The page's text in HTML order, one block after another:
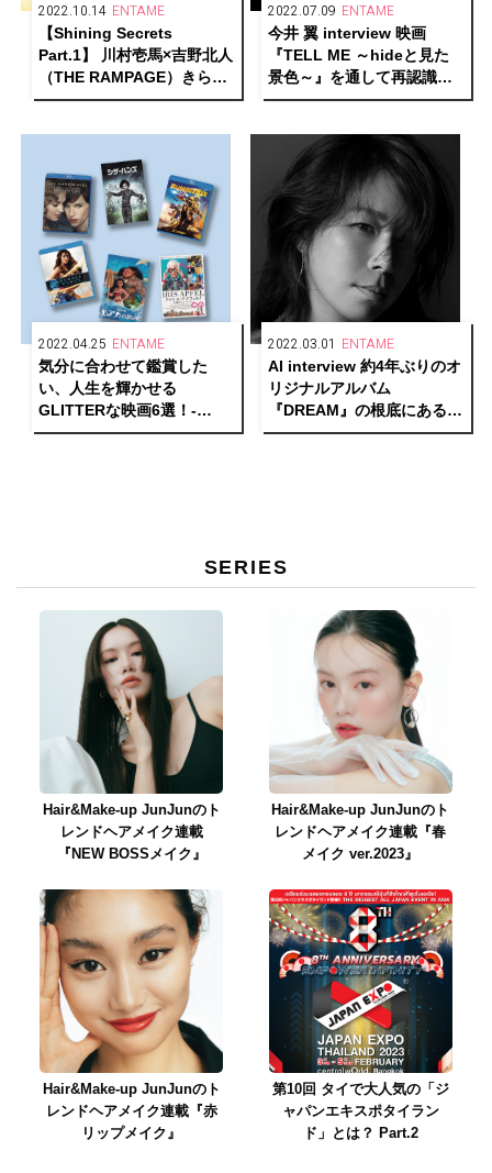
2022.10.14 ENTAME
【Shining Secrets
Part.1】 川村壱馬×吉野北人
（THE RAMPAGE）きらめ
く男たちの輝く秘密。
2022.07.09 ENTAME
今井 翼 interview 映画
『TELL ME ～hideと見た
景色～』を通して再認識し
たhideへのリスペクト
2022.04.25 ENTAME
気分に合わせて鑑賞した
い、人生を輝かせる
GLITTERな映画6選！-
part2-
2022.03.01 ENTAME
AI interview 約4年ぶりのオ
リジナルアルバム
『DREAM』の根底にあるも
のとはーーNHK連続テレビ
SERIES
Hair&Make-up JunJunのト
レンドヘアメイク連載
『NEW BOSSメイク』
Hair&Make-up JunJunのト
レンドヘアメイク連載『春
メイク ver.2023』
Hair&Make-up JunJunのト
レンドヘアメイク連載『赤
リップメイク』
第10回 タイで大人気の「ジ
ャパンエキスポタイラン
ド」とは？ Part.2